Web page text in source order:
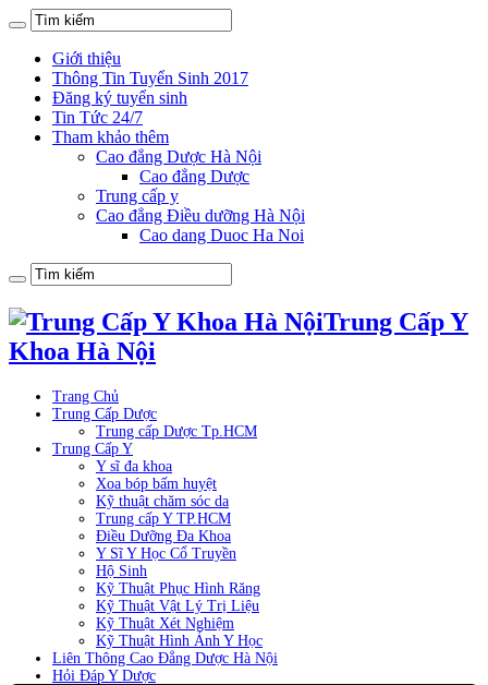
Giới thiệu
Thông Tin Tuyển Sinh 2017
Đăng ký tuyển sinh
Tin Tức 24/7
Tham khảo thêm
Cao đẳng Dược Hà Nội
Cao đẳng Dược
Trung cấp y
Cao đẳng Điều dưỡng Hà Nội
Cao dang Duoc Ha Noi
Trung Cấp Y
Khoa Hà Nội
Trang Chủ
Trung Cấp Dược
Trung cấp Dược Tp.HCM
Trung Cấp Y
Y sĩ đa khoa
Xoa bóp bấm huyệt
Kỹ thuật chăm sóc da
Trung cấp Y TP.HCM
Điều Dưỡng Đa Khoa
Y Sĩ Y Học Cổ Truyền
Hộ Sinh
Kỹ Thuật Phục Hình Răng
Kỹ Thuật Vật Lý Trị Liệu
Kỹ Thuật Xét Nghiệm
Kỹ Thuật Hình Ảnh Y Học
Liên Thông Cao Đẳng Dược Hà Nội
Hỏi Đáp Y Dược